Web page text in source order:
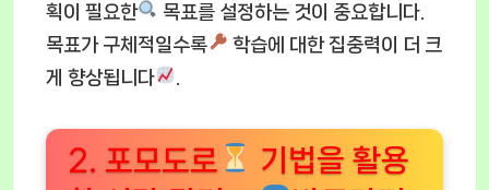
획이 필요한
목표를 설정하는 것이 중요합니다.
목표가 구체적일수록
학습에 대한 집중력이 더 크
게 향상됩니다
2. 포모도로
기법을 활용